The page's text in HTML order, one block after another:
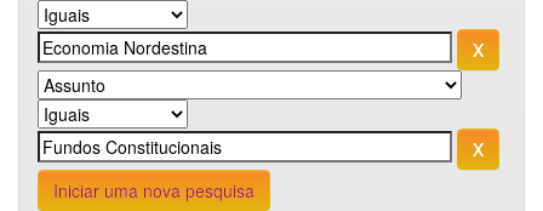
Iniciar uma nova pesquisa